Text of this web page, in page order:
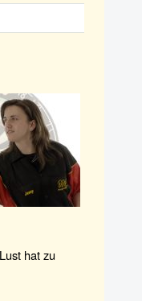
hat zu